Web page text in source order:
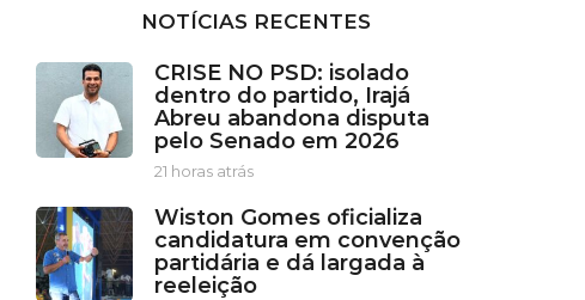
NOTÍCIAS RECENTES
CRISE NO PSD: isolado
dentro do partido, Irajá
Abreu abandona disputa
pelo Senado em 2026
21 horas atrás
h
o
r
a
Wiston Gomes oficializa
candidatura em convenção
partidária e dá largada à
reeleição